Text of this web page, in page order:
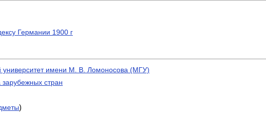
Германии 1900 г
университет имени М. В. Ломоносова (МГУ)
зарубежных стран
)